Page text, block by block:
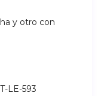
y otro con
LE-593